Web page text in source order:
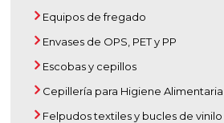
Equipos de fregado
Envases de OPS, PET y PP
Escobas y cepillos
Cepillería para Higiene Alimentaria
Felpudos textiles y bucles de vinilo